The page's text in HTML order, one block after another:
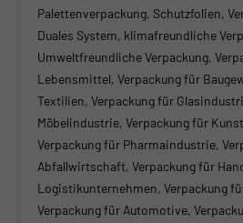
Palettenverpackung, Schutzfolien,
Duales System, klimafreundliche
Umweltfreundliche Verpackung,
Lebensmittel, Verpackung für
Textilien, Verpackung für
Möbelindustrie, Verpackung für
Verpackung für Pharmaindustrie,
Abfallwirtschaft, Verpackung für
Logistikunternehmen, Verpackung
Verpackung für Automotive,